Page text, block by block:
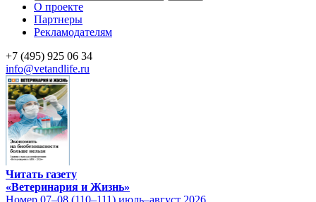
О проекте
Партнеры
Рекламодателям
+7 (495) 925 06 34
info@vetandlife.ru
Читать газету
«Ветеринария и Жизнь»
Номер 07–08 (110–111) июль–август 2026